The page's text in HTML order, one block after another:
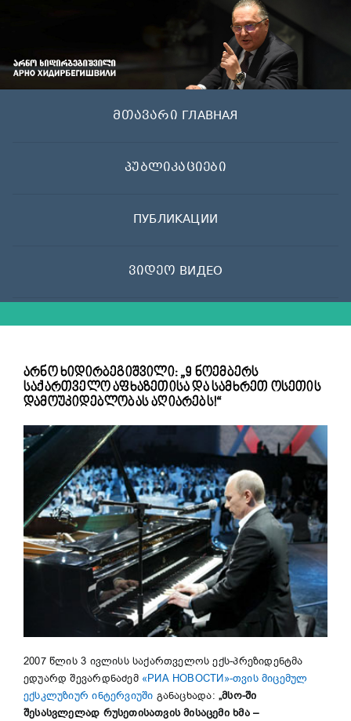
მთავარი ГЛАВНАЯ
პუბლიკაციები
ПУБЛИКАЦИИ
ვიდეო ВИДЕО
არნო ხიდირბეგიშვილი: „9 ნოემბერს
საქართველო აფხაზეთისა და სამხრეთ ოსეთის
დამოუკიდებლობას აღიარებს!“
2007 წლის 3 ივლისს საქართველოს ექს-პრეზიდენტმა
ედუარდ შევარდნაძემ «РИА НОВОСТИ»-თვის მიცემულ
ექსკლუზიურ ინტერვიუში განაცხადა: „მსო-ში
შესასვლელად რუსეთისათვის მისაცემი ხმა –